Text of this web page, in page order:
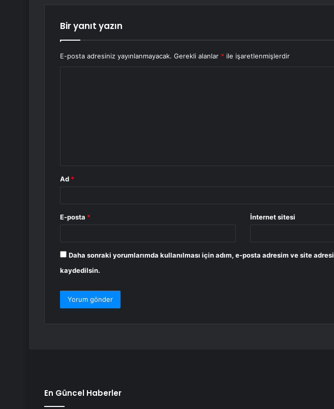
Bir yanıt yazın
E-posta adresiniz yayınlanmayacak. Gerekli alanlar * ile işaretlenmişlerdir
Ad *
E-posta * İnternet sitesi
Daha sonraki yorumlarımda kullanılması için adım, e-posta adresim ve site
kaydedilsin.
En Güncel Haberler